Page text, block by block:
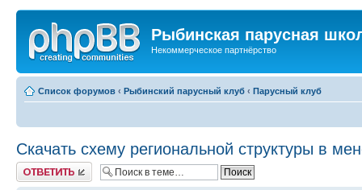
Рыбинская парусная
Некоммерческое партнёрство
Список форумов ‹ Рыбинский парусный клуб ‹ Парусный клуб
Скачать схему региональной структуры в
Ответить